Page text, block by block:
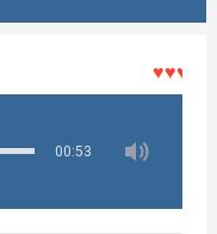
♥♥♥着メ
00:53